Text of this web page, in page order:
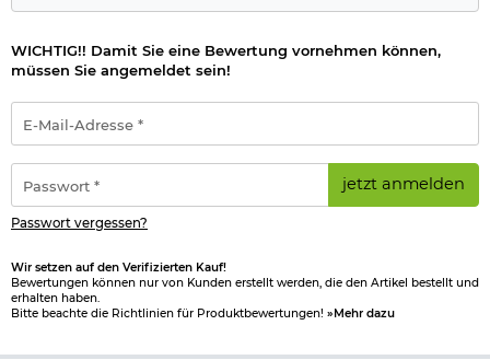
WICHTIG!! Damit Sie eine Bewertung vornehmen können,
müssen Sie angemeldet sein!
Mail-
Adresse
*
jetzt anmelden
Passwort vergessen?
Wir setzen auf den Verifizierten Kauf!
Bewertungen können nur von Kunden erstellt werden, die den Artikel bestellt und
erhalten haben.
Bitte beachte die Richtlinien für Produktbewertungen! »Mehr dazu